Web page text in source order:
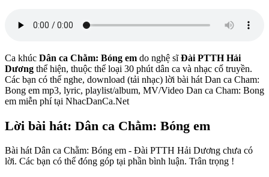
Ca khúc Dân ca Chằm: Bóng em do nghệ sĩĐài PTTH Hải
Dương thể hiện, thuộc thể loại 30 phút dân ca và nhạc cổ truyền.
Các bạn có thể nghe, download (tải nhạc) lời bài hát Dan ca Cham:
Bong em mp3, lyric, playlist/album, MV/Video Dan ca Cham: Bong
em miễn phí tại NhacDanCa.Net
Lời bài hát: Dân ca Chằm: Bóng em
Bài hát Dân ca Chằm: Bóng em - Đài PTTH Hải Dương chưa có
lời. Các bạn có thể đóng góp tại phần bình luận. Trân trọng !